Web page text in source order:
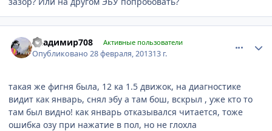
Владимир708 Активные пользователи
Опубликовано28 февраля, 201313 г.
такая же фигня была, 12 ка 1.5 движок, на диагностике
видит как январь, снял эбу а там бош, вскрыл , уже кто то
там был видно! как январь отказывался читается, тоже
ошибка озу при нажатие в пол, но не глохла